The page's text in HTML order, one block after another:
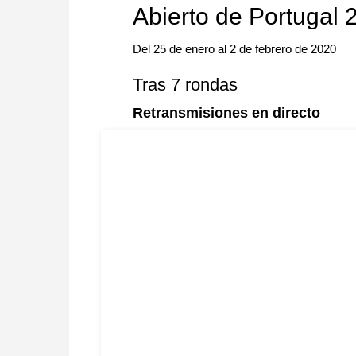
Abierto de Portugal
Del 25 de enero al 2 de febrero de 2020
Tras 7 rondas
Retransmisiones en directo